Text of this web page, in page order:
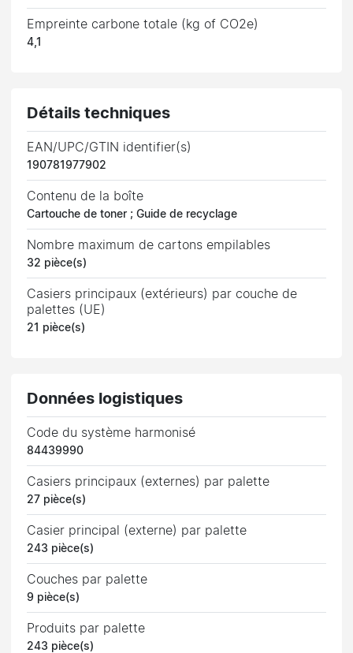
Empreinte carbone totale (kg of CO2e)
4,1
Détails techniques
EAN/UPC/GTIN identifier(s)
190781977902
Contenu de la boîte
Cartouche de toner ; Guide de recyclage
Nombre maximum de cartons empilables
32 pièce(s)
Casiers principaux (extérieurs) par couche de
palettes (UE)
21 pièce(s)
Données logistiques
Code du système harmonisé
84439990
Casiers principaux (externes) par palette
27 pièce(s)
Casier principal (externe) par palette
243 pièce(s)
Couches par palette
9 pièce(s)
Produits par palette
243 pièce(s)